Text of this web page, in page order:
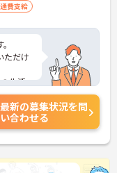
費支給
ただけ
生活
いただ
、さら
談くだ
最新の募集状況を問
い合わせる